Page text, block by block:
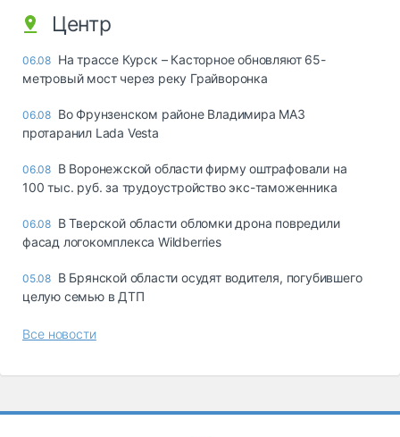
Центр
06.08 На трассе Курск – Касторное обновляют 65-
метровый мост через реку Грайворонка
06.08 Во Фрунзенском районе Владимира МАЗ
протаранил Lada Vesta
06.08 В Воронежской области фирму оштрафовали на
100 тыс. руб. за трудоустройство экс-таможенника
06.08 В Тверской области обломки дрона повредили
фасад логокомплекса Wildberries
05.08 В Брянской области осудят водителя, погубившего
целую семью в ДТП
Все новости